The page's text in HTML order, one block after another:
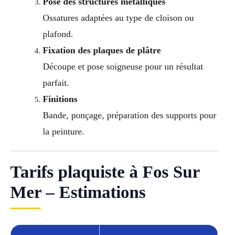
Ossatures adaptées au type de cloison ou
plafond.
Fixation des plaques de plâtre
Découpe et pose soigneuse pour un résultat
parfait.
Finitions
Bande, ponçage, préparation des supports pour
la peinture.
Tarifs plaquiste à Fos Sur
Mer – Estimations